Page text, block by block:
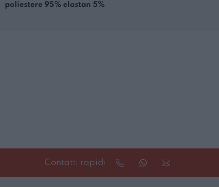
poliestere 95% elastan 5%
Contatti rapidi